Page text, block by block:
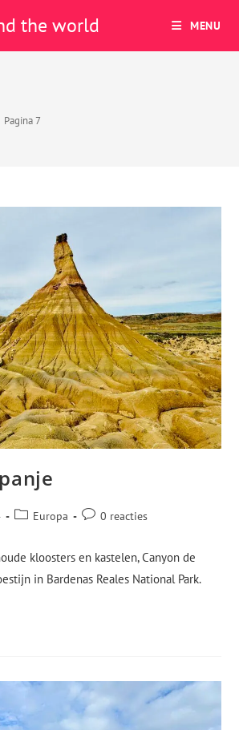
the world MENU
Pagina 7
Europa 0 reacties
kloosters en kastelen, Canyon de
in Bardenas Reales National Park.